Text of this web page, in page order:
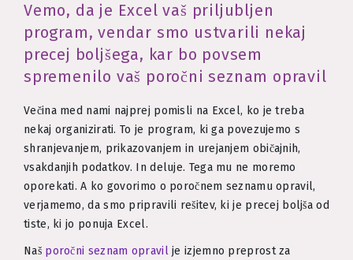
Vemo, da je Excel vaš priljubljen
program, vendar smo ustvarili nekaj
precej boljšega, kar bo povsem
spremenilo vaš poročni seznam opravil
Večina med nami najprej pomisli na Excel, ko je treba
nekaj organizirati. To je program, ki ga povezujemo s
shranjevanjem, prikazovanjem in urejanjem običajnih,
vsakdanjih podatkov. In deluje. Tega mu ne moremo
oporekati. A ko govorimo o poročnem seznamu opravil,
verjamemo, da smo pripravili rešitev, ki je precej boljša od
tiste, ki jo ponuja Excel.
Naš poročni seznam opravilje izjemno preprost za